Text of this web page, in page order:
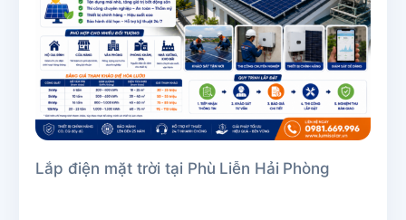
Lắp điện mặt trời tại Phù Liễn Hải Phòng